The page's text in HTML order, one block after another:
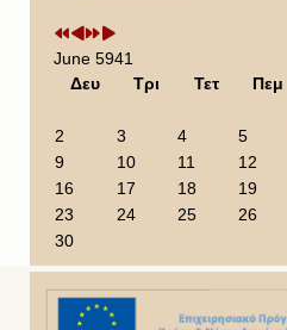
v
i
e
a
r
v
i
o
n
t
h
t
Y
e
t
M
June 5941
Δευ
Τρι Τετ Πεμ
2
3 4 5
9
10 11 12
16
17 18 19
23
24 25 26
30